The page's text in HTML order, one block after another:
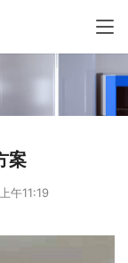
案
午11:19